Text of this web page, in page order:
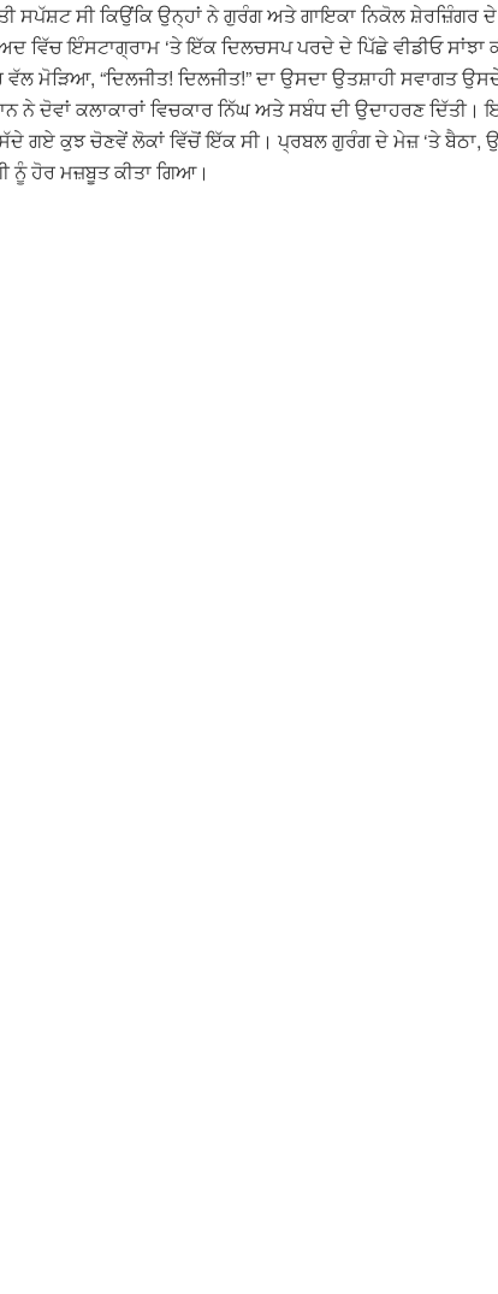
ਸਪੱਸ਼ਟ ਸੀ ਕਿਉਂਕਿ ਉਨ੍ਹਾਂ ਨੇ ਗੁਰੰਗ ਅਤੇ ਗਾਇਕਾ ਨਿਕੋਲ ਸ਼ੇਰਜ਼ਿੰਗਰ
ਵਿੱਚ ਇੰਸਟਾਗ੍ਰਾਮ ‘ਤੇ ਇੱਕ ਦਿਲਚਸਪ ਪਰਦੇ ਦੇ ਪਿੱਛੇ ਵੀਡੀਓ
ਵੱਲ ਮੋੜਿਆ, “ਦਿਲਜੀਤ! ਦਿਲਜੀਤ!” ਦਾ ਉਸਦਾ ਉਤਸ਼ਾਹੀ ਸਵਾਗਤ
ਨੇ ਦੋਵਾਂ ਕਲਾਕਾਰਾਂ ਵਿਚਕਾਰ ਨਿੱਘ ਅਤੇ ਸਬੰਧ ਦੀ ਉਦਾਹਰਣ
ਗਏ ਕੁਝ ਚੋਣਵੇਂ ਲੋਕਾਂ ਵਿੱਚੋਂ ਇੱਕ ਸੀ। ਪ੍ਰਬਲ ਗੁਰੰਗ ਦੇ ਮੇਜ਼ ‘ਤੇ
ਨੂੰ ਹੋਰ ਮਜ਼ਬੂਤ ​​ਕੀਤਾ ਗਿਆ।